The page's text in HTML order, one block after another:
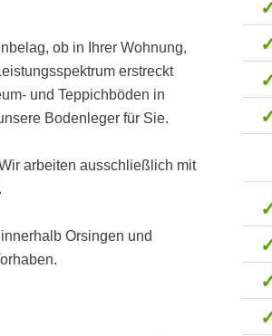
ob in Ihrer Wohnung,
erstreckt
und Teppichböden in
Bodenleger für Sie.
arbeiten ausschließlich mit
Orsingen und